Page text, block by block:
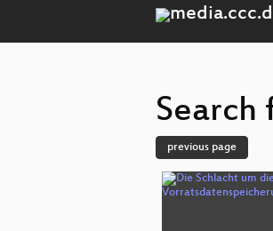
Search
previous page